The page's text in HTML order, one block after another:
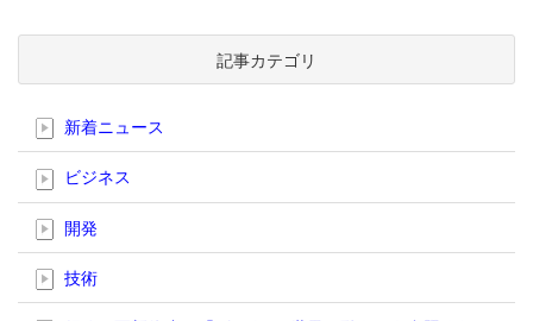
記事カテゴリ
新着ニュース
ビジネス
開発
技術